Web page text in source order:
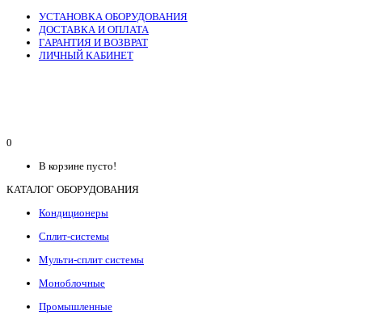
УСТАНОВКА ОБОРУДОВАНИЯ
ДОСТАВКА И ОПЛАТА
ГАРАНТИЯ И ВОЗВРАТ
ЛИЧНЫЙ КАБИНЕТ
0
В корзине пусто!
КАТАЛОГ ОБОРУДОВАНИЯ
Кондиционеры
Сплит-системы
Мульти-сплит системы
Моноблочные
Промышленные